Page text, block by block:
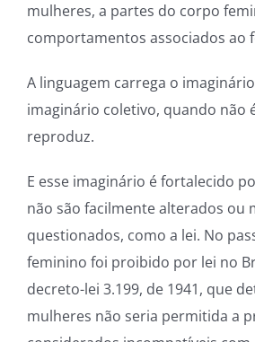
mulheres, a partes do corpo
comportamentos associados ao
A linguagem carrega o
imaginário coletivo, quando não
reproduz.
E esse imaginário é fortalecido
não são facilmente alterados ou
questionados, como a lei. No
feminino foi proibido por lei no
decreto-lei 3.199, de 1941, que
mulheres não seria permitida a